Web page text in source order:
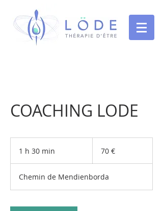
COACHING LODE
1 h 30 min
m
i
70 €
Chemin de Mendienborda